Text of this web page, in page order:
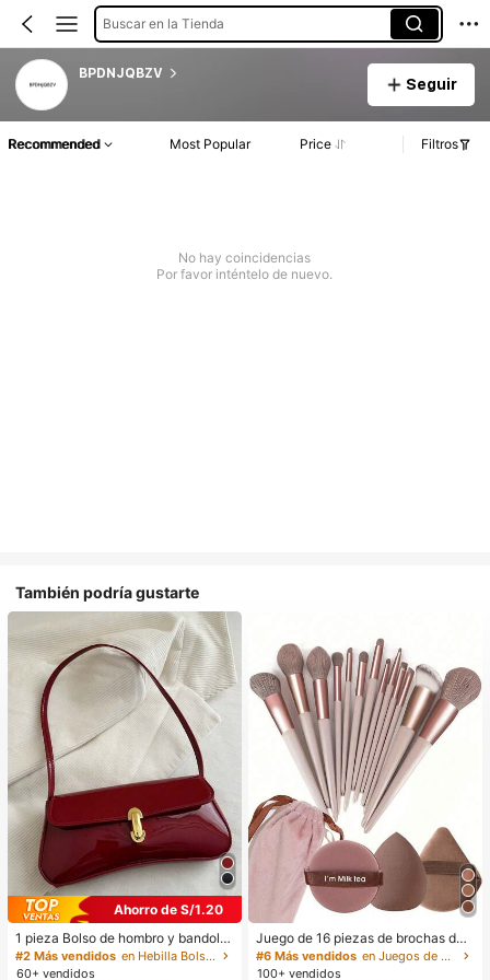
Buscar en la Tienda
BPDNJQBZV
Seguir
Recommended Most Popular Price Filtros
No hay coincidencias
Por favor inténtelo de nuevo.
También podría gustarte
Ahorro de S/1.20
1 pieza Bolso de hombro y bandoler
a de cuero sintético aceitado retro
para mujer, adecuado para citas, sa
#2 Más vendidos
en Hebilla Bolsos De Hombro De Mujer
60+ vendidos
Juego de 16 piezas de brochas de
maquillaje que incluye 13 brochas
de maquillaje, 1 esponja de maquill
#6 Más vendidos
en Juegos de brochas de maquillaje Juegos De Pince
100+ vendidos